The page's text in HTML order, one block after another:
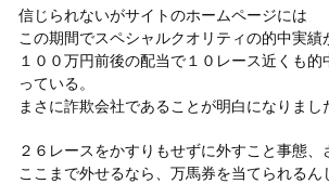
信じられないがサイトのホームページには
この期間でスペシャルクオリティの的中実績
１００万円前後の配当で１０レース近くも的
っている。
まさに詐欺会社であることが明白になりまし
２６レースをかすりもせずに外すこと事態、
ここまで外せるなら、万馬券を当てられるん